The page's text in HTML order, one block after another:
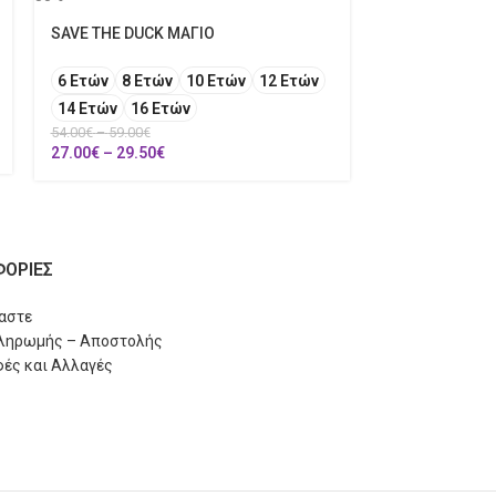
SAVE THE DUCK ΜΑΓΙΟ
6 Ετών 8 Ετών 10 Ετών
12 Ετών
14 Ετών
16 Ετών
54.00€ – 59.00€
27.00€ – 29.50€
– Αποστολής
και Αλλαγές